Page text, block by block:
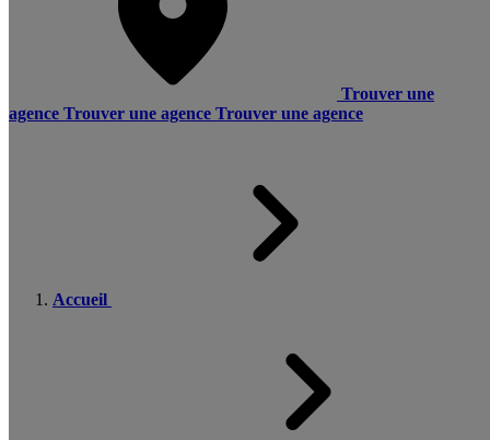
Trouver une
agence Trouver une agence Trouver une agence
Accueil